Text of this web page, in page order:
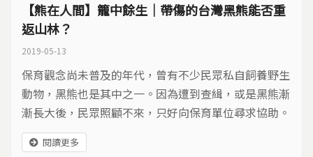
【熊在人間】籠中餘生｜帶傷的台灣黑熊能否重
返山林？
2019-05-13
保育觀念尚未普及的年代，曾有不少民眾私自飼養野生
動物，黑熊也是其中之一。因為遭到查緝，或是黑熊漸
漸長大後，民眾照顧不來，只好向保育單位尋求協助。
這些不幸落入人間的黑熊，如何度過餘生？在有限的圈
養環境，如何改善牠們的身心健康？
閱讀更多